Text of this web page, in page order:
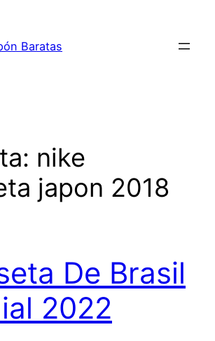
Baratas
nike
japon 2018
De Brasil
2022